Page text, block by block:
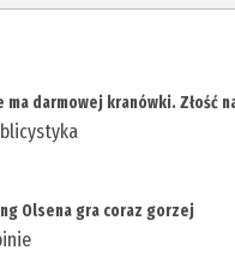
ma darmowej kranówki. Złość
Olsena gra coraz gorzej